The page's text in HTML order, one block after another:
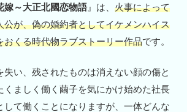
嫁～大正北國恋物語』は、 火事によって
公が、偽の婚約者としてイケメンハイス
おくる時代物ラブストーリー作品です。
失い、残されたものは消えない顔の傷と
くましく働く繭子を気にかけ始めた社長
して働くことになりますが、一体どんな